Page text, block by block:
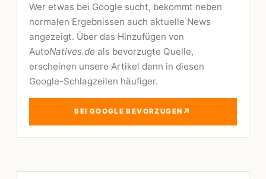
Wer etwas bei Google sucht, bekommt neben
normalen Ergebnissen auch aktuelle News
angezeigt. Über das Hinzufügen von
AutoNatives.de als bevorzugte Quelle,
erscheinen unsere Artikel dann in diesen
Google-Schlagzeilen häufiger.
BEI GOOGLE BEVORZUGEN ↗